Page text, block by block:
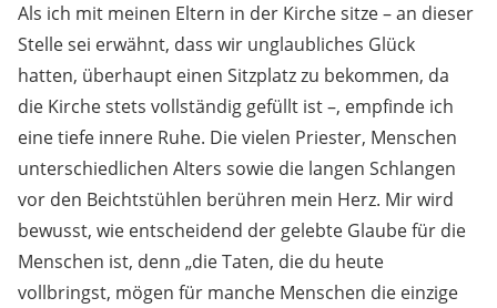
Als ich mit meinen Eltern in der Kirche sitze – an dieser
Stelle sei erwähnt, dass wir unglaubliches Glück
hatten, überhaupt einen Sitzplatz zu bekommen, da
die Kirche stets vollständig gefüllt ist –, empfinde ich
eine tiefe innere Ruhe. Die vielen Priester, Menschen
unterschiedlichen Alters sowie die langen Schlangen
vor den Beichtstühlen berühren mein Herz. Mir wird
bewusst, wie entscheidend der gelebte Glaube für die
Menschen ist, denn „die Taten, die du heute
vollbringst, mögen für manche Menschen die einzige